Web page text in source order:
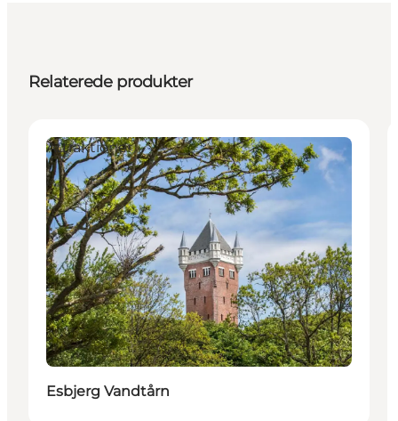
Relaterede produkter
Attraktioner
Esbjerg Vandtårn